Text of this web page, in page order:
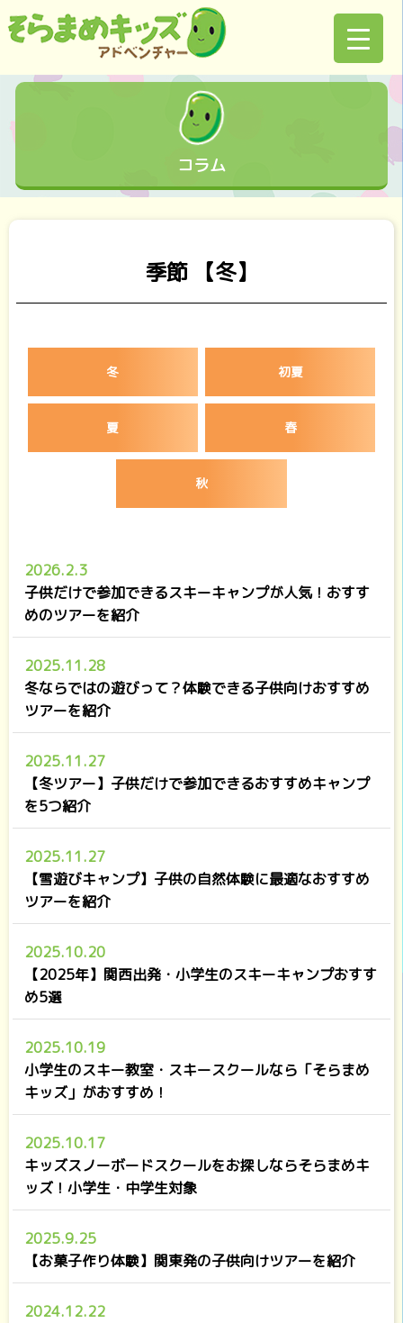
コラム
季節 【冬】
冬 初夏
夏 春
秋
2026.2.3
子供だけで参加できるスキーキャンプが人気！おすす
めのツアーを紹介
2025.11.28
冬ならではの遊びって？体験できる子供向けおすすめ
ツアーを紹介
2025.11.27
【冬ツアー】子供だけで参加できるおすすめキャンプ
を5つ紹介
2025.11.27
【雪遊びキャンプ】子供の自然体験に最適なおすすめ
ツアーを紹介
2025.10.20
【2025年】関西出発・小学生のスキーキャンプおすす
め5選
2025.10.19
小学生のスキー教室・スキースクールなら「そらまめ
キッズ」がおすすめ！
2025.10.17
キッズスノーボードスクールをお探しならそらまめキ
ッズ！小学生・中学生対象
2025.9.25
【お菓子作り体験】関東発の子供向けツアーを紹介
2024.12.22